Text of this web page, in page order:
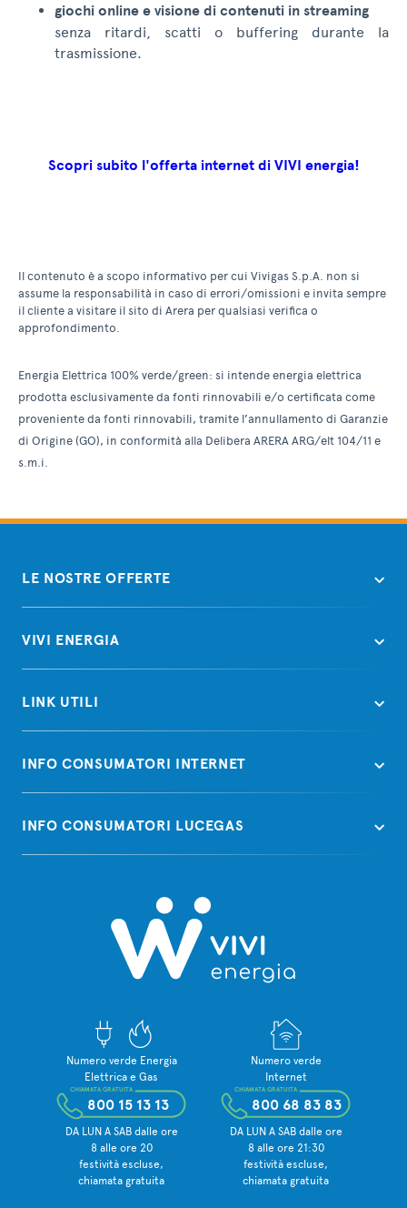
giochi online e visione di contenuti in streaming
senza ritardi, scatti o buffering durante la
trasmissione.
Scopri subito l'offerta internet di VIVI energia!
Il contenuto è a scopo informativo per cui Vivigas S.p.A. non si
assume la responsabilità in caso di errori/omissioni e invita sempre
il cliente a visitare il sito di Arera per qualsiasi verifica o
approfondimento.
Energia Elettrica 100% verde/green: si intende energia elettrica
prodotta esclusivamente da fonti rinnovabili e/o certificata come
proveniente da fonti rinnovabili, tramite l’annullamento di Garanzie
di Origine (GO), in conformità alla Delibera ARERA ARG/elt 104/11 e
s.m.i.
LE NOSTRE OFFERTE
VIVI ENERGIA
LINK UTILI
INFO CONSUMATORI INTERNET
INFO CONSUMATORI LUCEGAS
Numero verde Energia
Elettrica e Gas
800 15 13 13
CHIAMATA GRATUITA
DA LUN A SAB dalle ore
8 alle ore 20
festività escluse,
chiamata gratuita
Numero verde
Internet
800 68 83 83
CHIAMATA GRATUITA
DA LUN A SAB dalle ore
8 alle ore 21:30
festività escluse,
chiamata gratuita